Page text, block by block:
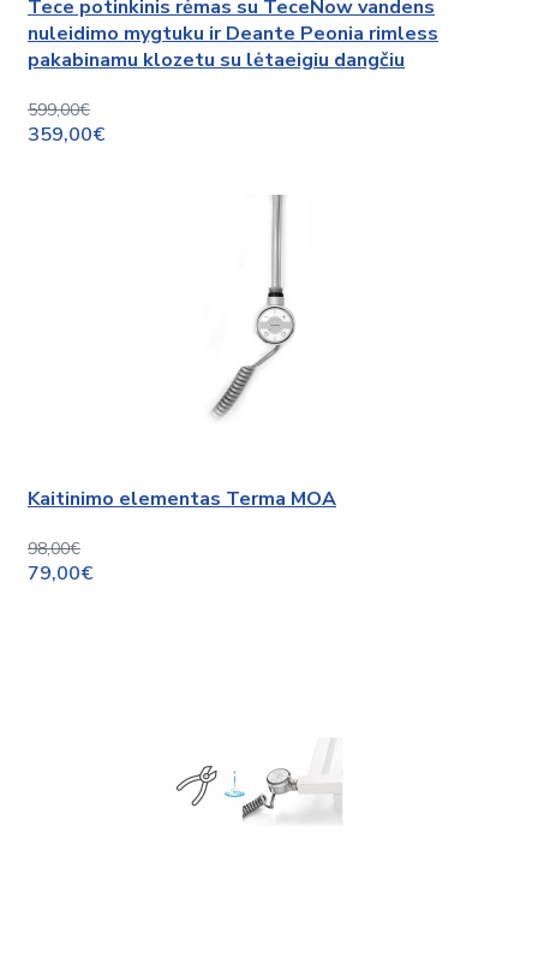
Tece potinkinis rėmas su TeceNow vandens
nuleidimo mygtuku ir Deante Peonia rimless
pakabinamu klozetu su lėtaeigiu dangčiu
599,00€
359,00€
Kaitinimo elementas Terma MOA
98,00€
79,00€